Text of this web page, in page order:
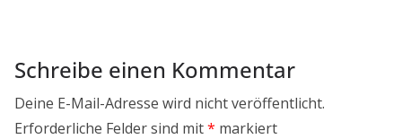
Schreibe einen Kommentar
Deine E-Mail-Adresse wird nicht veröffentlicht.
Erforderliche Felder sind mit* markiert